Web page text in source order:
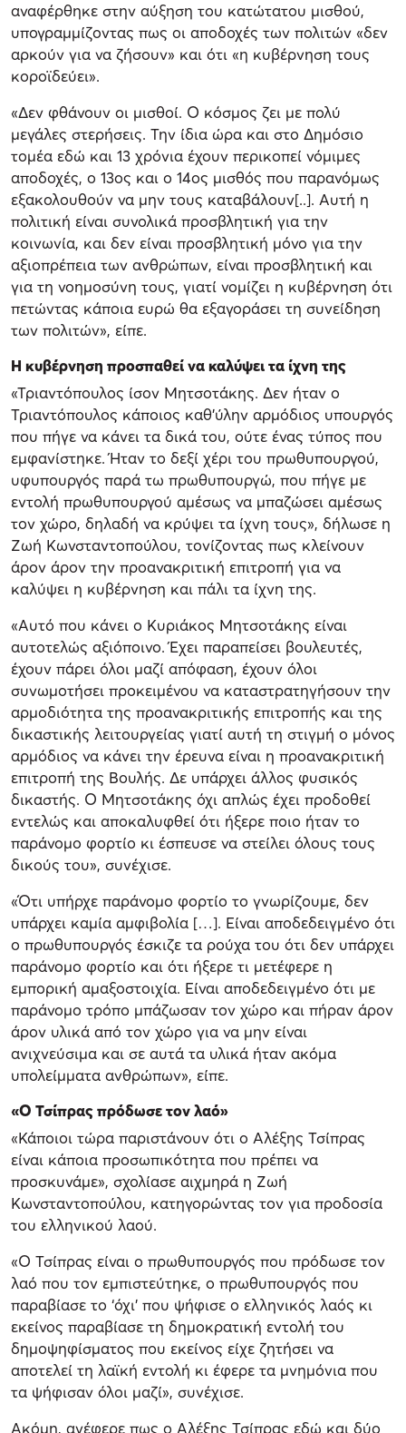
αναφέρθηκε στην αύξηση του κατώτατου μισθού,
υπογραμμίζοντας πως οι αποδοχές των πολιτών «δεν
αρκούν για να ζήσουν» και ότι «η κυβέρνηση τους
κοροϊδεύει».
«Δεν φθάνουν οι μισθοί. Ο κόσμος ζει με πολύ
μεγάλες στερήσεις. Την ίδια ώρα και στο Δημόσιο
τομέα εδώ και 13 χρόνια έχουν περικοπεί νόμιμες
αποδοχές, ο 13ος και ο 14ος μισθός που παρανόμως
εξακολουθούν να μην τους καταβάλουν[..]. Αυτή η
πολιτική είναι συνολικά προσβλητική για την
κοινωνία, και δεν είναι προσβλητική μόνο για την
αξιοπρέπεια των ανθρώπων, είναι προσβλητική και
για τη νοημοσύνη τους, γιατί νομίζει η κυβέρνηση ότι
πετώντας κάποια ευρώ θα εξαγοράσει τη συνείδηση
των πολιτών», είπε.
Η κυβέρνηση προσπαθεί να καλύψει τα ίχνη της
«Τριαντόπουλος ίσον Μητσοτάκης. Δεν ήταν ο
Τριαντόπουλος κάποιος καθ’ύλην αρμόδιος υπουργός
που πήγε να κάνει τα δικά του, ούτε ένας τύπος που
εμφανίστηκε. Ήταν το δεξί χέρι του πρωθυπουργού,
υφυπουργός παρά τω πρωθυπουργώ, που πήγε με
εντολή πρωθυπουργού αμέσως να μπαζώσει αμέσως
τον χώρο, δηλαδή να κρύψει τα ίχνη τους», δήλωσε η
Ζωή Κωνσταντοπούλου, τονίζοντας πως κλείνουν
άρον άρον την προανακριτική επιτροπή για να
καλύψει η κυβέρνηση και πάλι τα ίχνη της.
«Αυτό που κάνει ο Κυριάκος Μητσοτάκης είναι
αυτοτελώς αξιόποινο. Έχει παραπείσει βουλευτές,
έχουν πάρει όλοι μαζί απόφαση, έχουν όλοι
συνωμοτήσει προκειμένου να καταστρατηγήσουν την
αρμοδιότητα της προανακριτικής επιτροπής και της
δικαστικής λειτουργείας γιατί αυτή τη στιγμή ο μόνος
αρμόδιος να κάνει την έρευνα είναι η προανακριτική
επιτροπή της Βουλής. Δε υπάρχει άλλος φυσικός
δικαστής. Ο Μητσοτάκης όχι απλώς έχει προδοθεί
εντελώς και αποκαλυφθεί ότι ήξερε ποιο ήταν το
παράνομο φορτίο κι έσπευσε να στείλει όλους τους
δικούς του», συνέχισε.
«Ότι υπήρχε παράνομο φορτίο το γνωρίζουμε, δεν
υπάρχει καμία αμφιβολία […]. Είναι αποδεδειγμένο ότι
ο πρωθυπουργός έσκιζε τα ρούχα του ότι δεν υπάρχει
παράνομο φορτίο και ότι ήξερε τι μετέφερε η
εμπορική αμαξοστοιχία. Είναι αποδεδειγμένο ότι με
παράνομο τρόπο μπάζωσαν τον χώρο και πήραν άρον
άρον υλικά από τον χώρο για να μην είναι
ανιχνεύσιμα και σε αυτά τα υλικά ήταν ακόμα
υπολείμματα ανθρώπων», είπε.
«Ο Τσίπρας πρόδωσε τον λαό»
«Κάποιοι τώρα παριστάνουν ότι ο Αλέξης Τσίπρας
είναι κάποια προσωπικότητα που πρέπει να
προσκυνάμε», σχολίασε αιχμηρά η Ζωή
Κωνσταντοπούλου, κατηγορώντας τον για προδοσία
του ελληνικού λαού.
«Ο Τσίπρας είναι ο πρωθυπουργός που πρόδωσε τον
λαό που τον εμπιστεύτηκε, ο πρωθυπουργός που
παραβίασε το ‘όχι’ που ψήφισε ο ελληνικός λαός κι
εκείνος παραβίασε τη δημοκρατική εντολή του
δημοψηφίσματος που εκείνος είχε ζητήσει να
αποτελεί τη λαϊκή εντολή κι έφερε τα μνημόνια που
τα ψήφισαν όλοι μαζί», συνέχισε.
Ακόμη, ανέφερε πως ο Αλέξης Τσίπρας εδώ και δύο